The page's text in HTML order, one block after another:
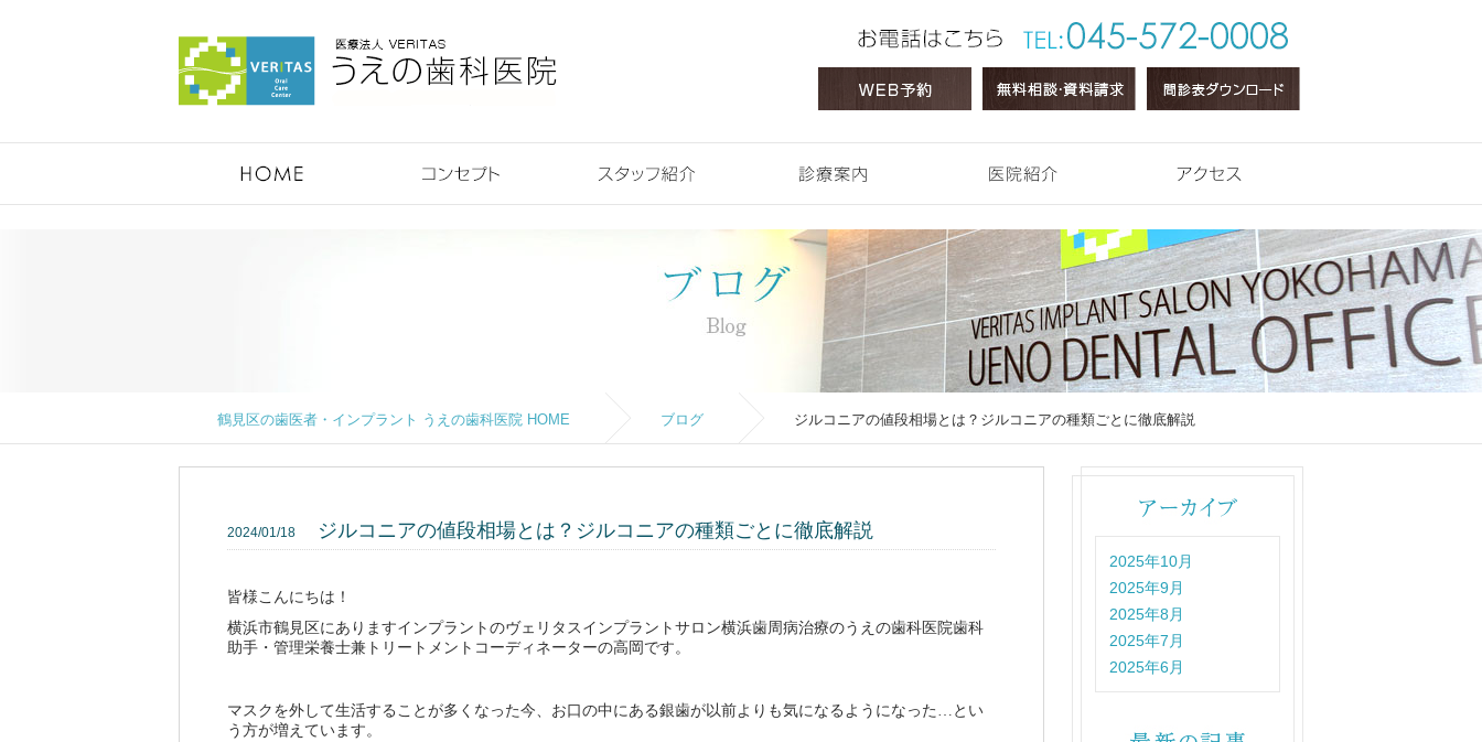
鶴見区の歯医者・インプラント うえの歯科医院 HOME ブログ ジルコニアの値段相場とは？ジルコニアの種類ごとに徹底解説
2024/01/18 ジルコニアの値段相場とは？ジルコニアの種類ごとに徹底解説
皆様こんにちは！
横浜市鶴見区にありますインプラントのヴェリタスインプラントサロン横浜歯周病治療のうえの歯科医院歯科
助手・管理栄養士兼トリートメントコーディネーターの高岡です。
マスクを外して生活することが多くなった今、お口の中にある銀歯が以前よりも気になるようになった…とい
う方が増えています。
2025年10月
2025年9月
2025年8月
2025年7月
2025年6月